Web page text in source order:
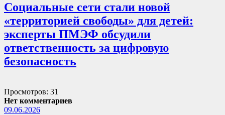
Социальные сети стали новой
«территорией свободы» для детей:
эксперты ПМЭФ обсудили
ответственность за цифровую
безопасность
Просмотров: 31
Нет комментариев
09.06.2026